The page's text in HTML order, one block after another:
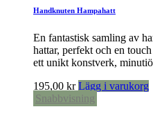
Handknuten Hampahatt
En fantastisk samling av
hattar, perfekt och en
ett unikt konstverk,
195,00 kr Lägg i varukorg
Snabbvisning